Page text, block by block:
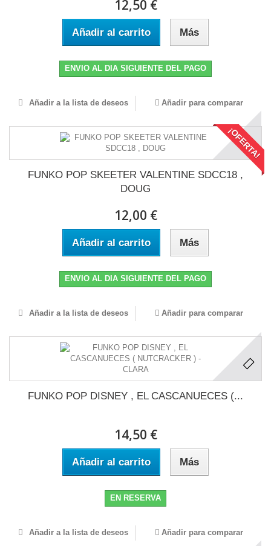
12,50 €
Añadir al carrito Más
ENVIO AL DIA SIGUIENTE DEL PAGO
Añadir a la lista de deseos Añadir para comparar
¡OFERTA!
FUNKO POP SKEETER VALENTINE SDCC18 ,
DOUG
12,00 €
Añadir al carrito Más
ENVIO AL DIA SIGUIENTE DEL PAGO
Añadir a la lista de deseos Añadir para comparar
FUNKO POP DISNEY , EL CASCANUECES (...
14,50 €
Añadir al carrito Más
EN RESERVA
Añadir a la lista de deseos Añadir para comparar